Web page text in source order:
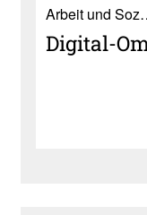
Ar­beit
Digital-